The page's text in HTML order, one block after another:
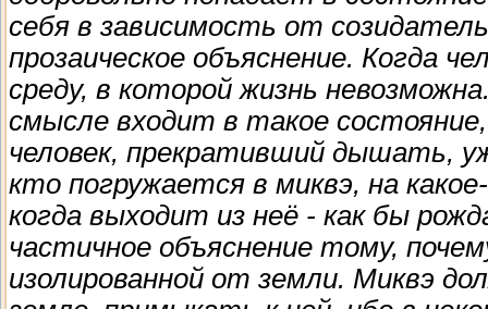
себя в зависимость от
прозаическое объяснение. Когда
среду, в которой жизнь
смысле входит в такое
человек, прекративший дышать,
кто погружается в миквэ, на
когда выходит из неё - как бы
частичное объяснение тому,
изолированной от земли. Миквэ